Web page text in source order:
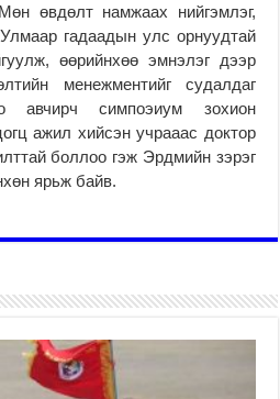
өвдөлт намжаах нийгэмлэг,
гадаадын улс орнуудтай
өөрийнхөө эмнэлэг дээр
менежментийг судалдаг
авчирч симпоэиум зохион
ажил хийсэн учрааас доктор
боллоо гэж Эрдмийн зэрэг
ярьж байв.